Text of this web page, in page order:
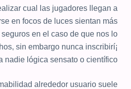
cual las jugadores llegan a
en focos de luces sientan más
en el caso de que nos lo
sin embargo nunca inscribirí¡
nadie lógica sensato o científico.
alrededor usuario suele